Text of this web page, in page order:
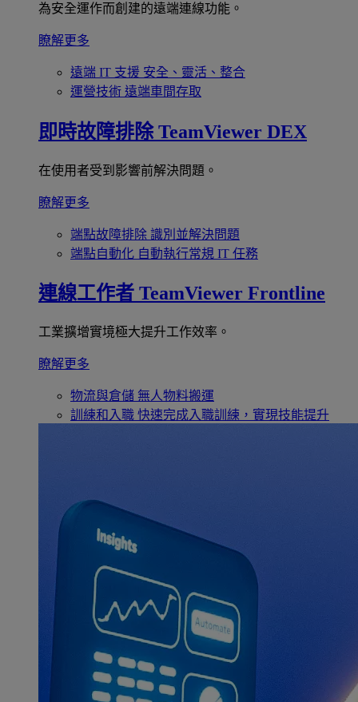
為安全運作而創建的遠端連線功能。
瞭解更多
遠端 IT 支援 安全、靈活、整合
運營技術 遠端車間存取
即時故障排除 TeamViewer DEX
在使用者受到影響前解決問題。
瞭解更多
端點故障排除 識別並解決問題
端點自動化 自動執行常規 IT 任務
連線工作者 TeamViewer Frontline
工業擴增實境極大提升工作效率。
瞭解更多
物流與倉儲 無人物料搬運
訓練和入職 快速完成入職訓練，實現技能提升